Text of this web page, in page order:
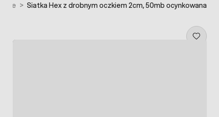
> Siatka Hex z drobnym oczkiem 2cm, 50mb ocynkowana